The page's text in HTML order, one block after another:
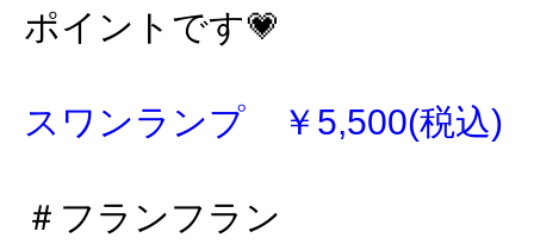
ポイントです💗
スワンランプ ￥5,500(税込)
＃フランフラン